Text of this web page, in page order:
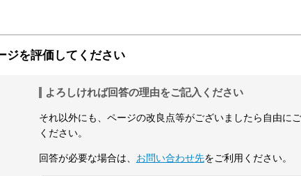
ジを評価してください
よろしければ回答の理由をご記入ください
それ以外にも、ページの改良点等がございましたら自由に
ください。
回答が必要な場合は、 お問い合わせ先をご利用ください。